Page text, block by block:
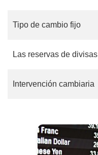
Tipo de cambio fijo
Las reservas de divisas
Intervención cambiaria